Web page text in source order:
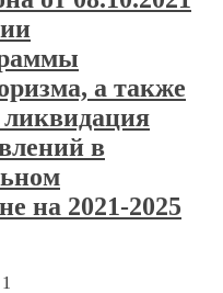
а также
в
на 2021-2025
1